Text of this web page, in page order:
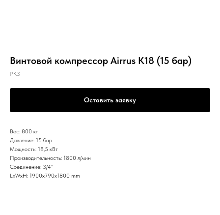
Винтовой компрессор Airrus K18 (15 бар)
РКЗ
Оставить заявку
Вес: 800 кг
Давление: 15 бар
Мощность: 18,5 кВт
Производительность: 1800 л/мин
Соединение: 3/4"
LxWxH: 1900x790x1800 mm